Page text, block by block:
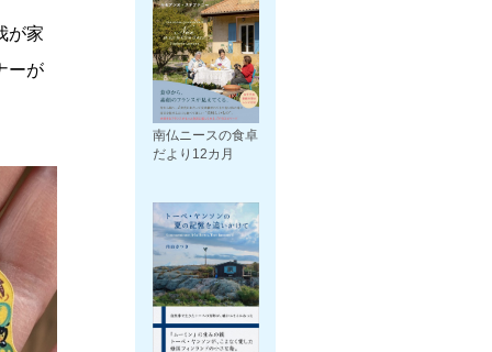
が家
ーが
南仏ニースの食卓
だより12カ月